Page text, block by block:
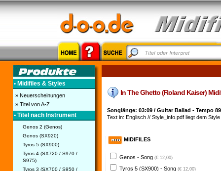
• Midifiles & Styles
» Neuerscheinungen
» Titel von A-Z
• Titel nach Instrument
Genos 2 (Genos)
Genos (SX920)
Tyros 5 (SX900)
Tyros 4 (SX720 / S970 /
S975)
Tyros 3 (SX700 / S950 /
In The Ghetto (Roland Kaiser)
Songlänge: 03:09 / Guitar Ballad - Tempo 89
Text in: Englisch // Style_info.pdf liegt dem Style
MIDIFILES
Genos - Song (€ 12,00)
Tyros 5 (SX900) - Song (€ 12,00)